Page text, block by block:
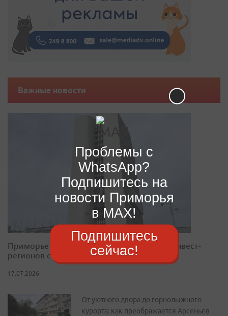
Важные новости
Приморье закрепилось в десятке лучших инвест-
регионов страны
17.07.2026
От уютного двора до горнолыжного
курорта: как преображается Арсеньев
Проблемы с
WhatsApp?
Подпишитесь на
новости Приморья
в MAX!
Подпишитесь
сейчас!